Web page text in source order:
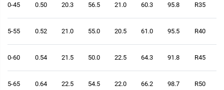
R35
95.8
60.3
21.0
56.5
20.3
0.50
30-45
R40
95.5
61.0
20.5
55.0
21.0
0.52
35-55
R45
91.8
64.3
22.5
50.0
21.5
0.54
40-60
R50
98.7
66.2
22.0
54.5
22.5
0.64
45-65